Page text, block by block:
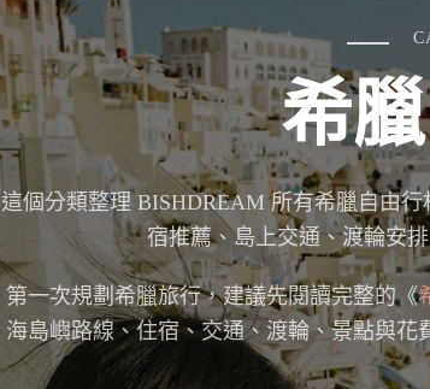
希
這個分類整理 BISHDREAM 所有希臘自由
宿推薦、島上交通、渡輪安
第一次規劃希臘旅行，建議先閱讀完整的《
海島嶼路線、住宿、交通、渡輪、景點與